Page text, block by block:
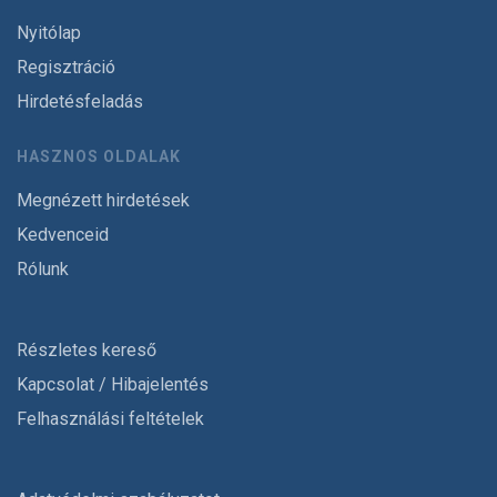
Nyitólap
Regisztráció
Hirdetésfeladás
HASZNOS OLDALAK
Megnézett hirdetések
Kedvenceid
Rólunk
Részletes kereső
Kapcsolat / Hibajelentés
Felhasználási feltételek